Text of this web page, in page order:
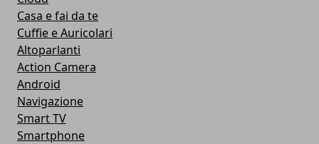
Casa e fai da te
Cuffie e Auricolari
Altoparlanti
Action Camera
Android
Navigazione
Smart TV
Smartphone